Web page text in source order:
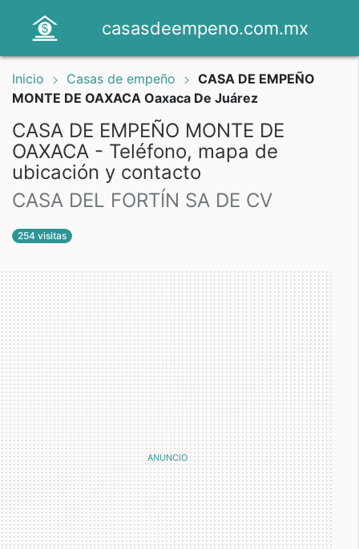
casasdeempeno.com.mx
Inicio Casas de empeño
CASA DE EMPEÑO
MONTE DE OAXACA Oaxaca De Juárez
CASA DE EMPEÑO MONTE DE
OAXACA - Teléfono, mapa de
ubicación y contacto
CASA DEL FORTÍN SA DE CV
254 visitas